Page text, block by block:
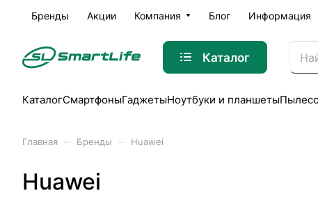
Бренды Акции Компания Блог Информация
Каталог
КаталогСмартфоныГаджетыНоутбуки и планшеты
Главная Бренды Huawei
Huawei